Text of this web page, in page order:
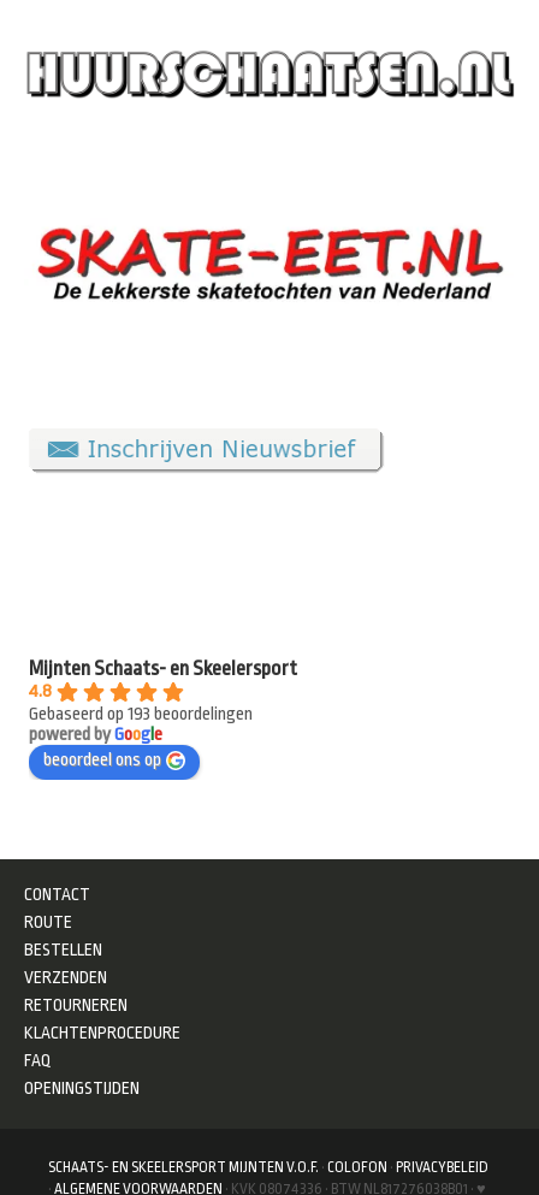
Mijnten Schaats- en Skeelersport
4.8
Gebaseerd op 193 beoordelingen
powered byGooge
beoordeel ons op
CONTACT
ROUTE
BESTELLEN
VERZENDEN
RETOURNEREN
KLACHTENPROCEDURE
FAQ
OPENINGSTIJDEN
SCHAATS- EN SKEELERSPORT MIJNTEN V.O.F. · COLOFON · PRIVACYBELEID
· ALGEMENE VOORWAARDEN · KVK 08074336 · BTW NL817276038B01 · ♥